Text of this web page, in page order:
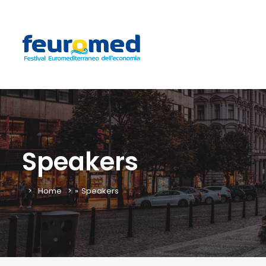
Speakers
Home » Speakers